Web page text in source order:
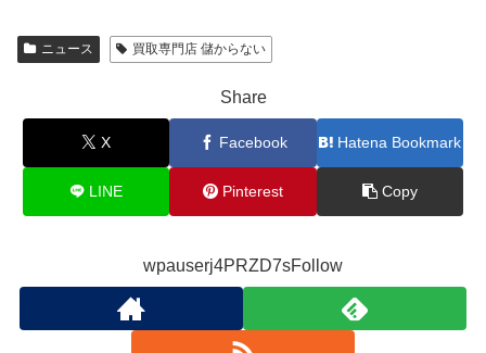
ニュース 買取専門店 儲からない
Share
X Facebook Hatena Bookmark
LINE Pinterest Copy
wpauserj4PRZD7sFollow